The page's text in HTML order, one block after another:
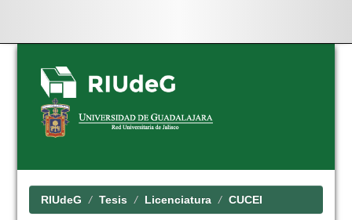
Skip
navigation
RIUdeG Tesis Licenciatura CUCEI